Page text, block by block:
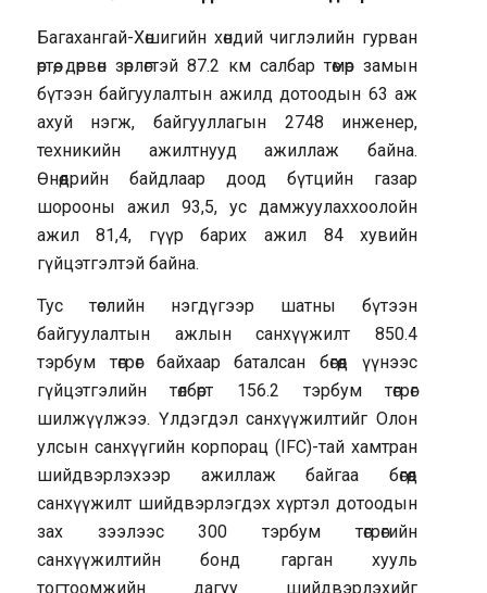
Багахангай-Хөшигийн хөндий чиглэлийн гурван
өртөө, дөрвөн зөрлөгтэй 87.2 км салбар төмөр замын
бүтээн байгуулалтын ажилд дотоодын 63 аж
ахуй нэгж, байгууллагын 2748 инженер,
техникийн ажилтнууд ажиллаж байна.
Өнөөдрийн байдлаар доод бүтцийн газар
шорооны ажил 93,5, ус дамжуулаххоолойн
ажил 81,4, гүүр барих ажил 84 хувийн
гүйцэтгэлтэй байна.
Тус төслийн нэгдүгээр шатны бүтээн
байгуулалтын ажлын санхүүжилт 850.4
тэрбум төгрөг байхаар баталсан бөгөөд үүнээс
гүйцэтгэлийн төлбөрт 156.2 тэрбум төгрөг
шилжүүлжээ. Үлдэгдэл санхүүжилтийг Олон
улсын санхүүгийн корпорац (IFC)-тай хамтран
шийдвэрлэхээр ажиллаж байгаа бөгөөд
санхүүжилт шийдвэрлэгдэх хүртэл дотоодын
зах зээлээс 300 тэрбум төгрөгийн
санхүүжилтийн бонд гарган хууль
тогтоомжийн дагуу шийдвэрлэхийг